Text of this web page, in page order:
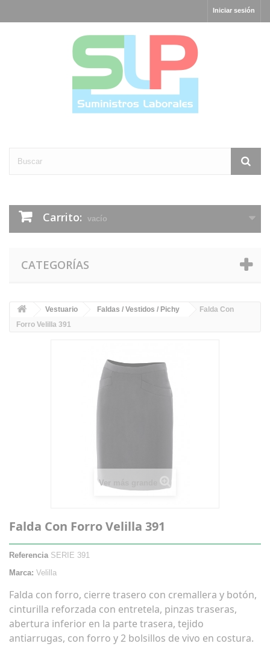
Iniciar sesión
Carrito: vacío
CATEGORÍAS
Vestuario Faldas / Vestidos / Pichy
Falda Con
Forro Velilla 391
Ver más grande
Falda Con Forro Velilla 391
Referencia SERIE 391
Marca: Velilla
Falda con forro, cierre trasero con cremallera y botón,
cinturilla reforzada con entretela, pinzas traseras,
abertura inferior en la parte trasera, tejido
antiarrugas, con forro y 2 bolsillos de vivo en costura.